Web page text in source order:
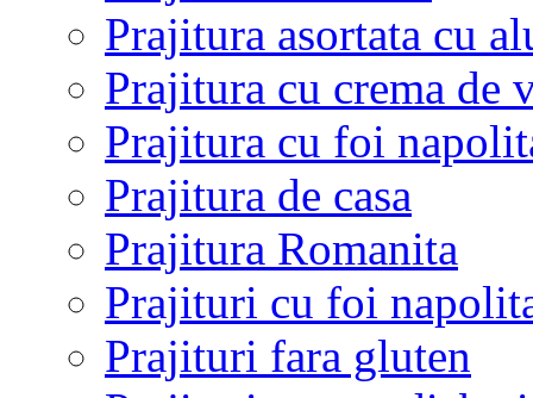
Prajitura asortata cu
Prajitura cu crema de
Prajitura cu foi
Prajitura de casa
Prajitura Romanita
Prajituri cu foi
Prajituri fara gluten